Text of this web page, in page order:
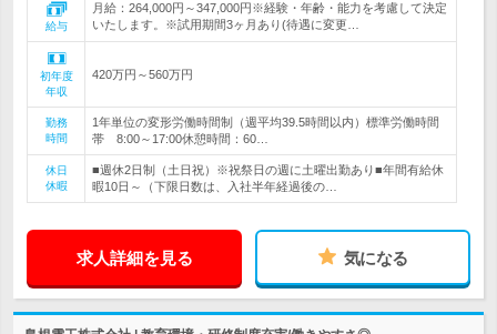
給与
月給：264,000円～347,000円※経験・年齢・能力を考慮して決定
いたします。※試用期間3ヶ月あり(待遇に変更…
初年度
年収
420万円～560万円
勤務
時間
1年単位の変形労働時間制（週平均39.5時間以内）標準労働時間
帯 8:00～17:00休憩時間：60…
休日
休暇
■週休2日制（土日祝）※祝祭日の週に土曜出勤あり■年間有給休
暇10日～（下限日数は、入社半年経過後の…
求人詳細を見る 気になる